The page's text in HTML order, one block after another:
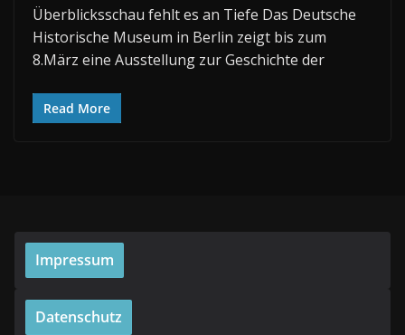
Überblicksschau fehlt es an Tiefe Das Deutsche
Historische Museum in Berlin zeigt bis zum
8.März eine Ausstellung zur Geschichte der
Read More
Impressum
Datenschutz